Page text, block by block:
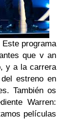
programa
que v an
y a la carrera
estreno en
También os
Warren:
películas